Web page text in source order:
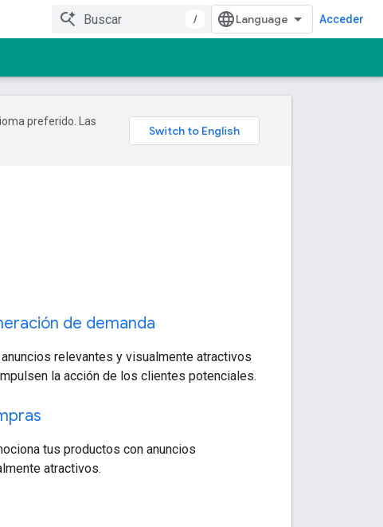
/ Acceder
preferido. Las
de demanda
anuncios relevantes y visualmente atractivos
la acción de los clientes potenciales.
tus productos con anuncios
atractivos.